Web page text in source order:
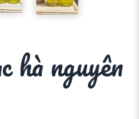
hà nguyên